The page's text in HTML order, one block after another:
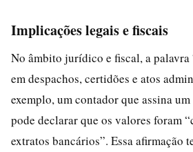
Implicações legais e fiscais
No âmbito jurídico e fiscal, a palavra
em despachos, certidões e atos
exemplo, um contador que assina
pode declarar que os valores foram
extratos bancários”. Essa afirmação